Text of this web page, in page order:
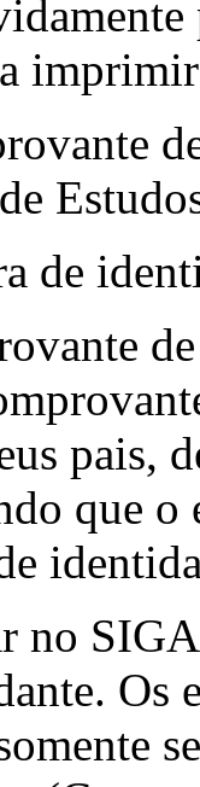
de
pais,
que o
no
Os